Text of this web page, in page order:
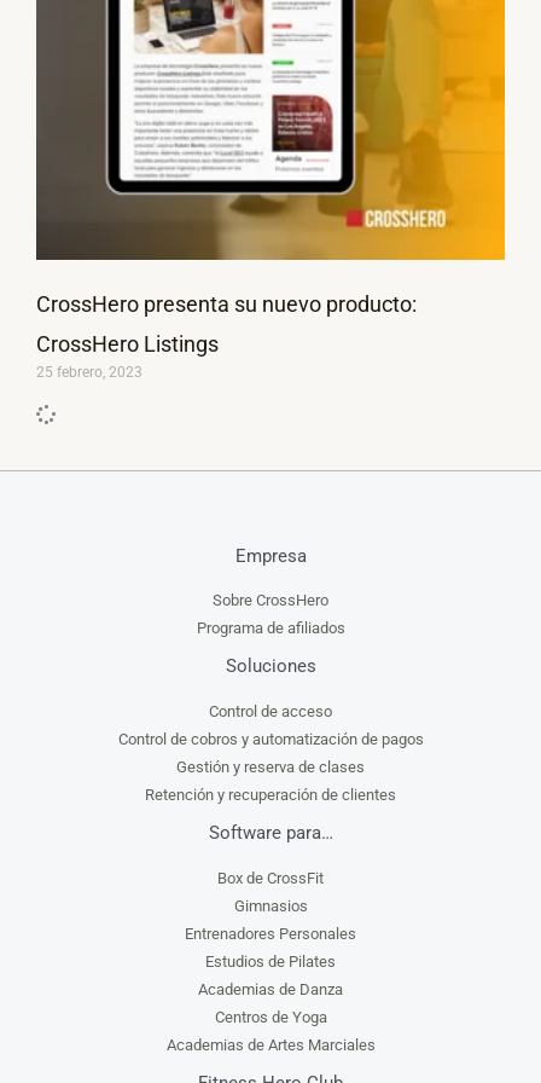
CrossHero presenta su nuevo producto:
CrossHero Listings
25 febrero, 2023
Empresa
Sobre CrossHero
Programa de afiliados
Soluciones
Control de acceso
Control de cobros y automatización de pagos
Gestión y reserva de clases
Retención y recuperación de clientes
Software para…
Box de CrossFit
Gimnasios
Entrenadores Personales
Estudios de Pilates
Academias de Danza
Centros de Yoga
Academias de Artes Marciales